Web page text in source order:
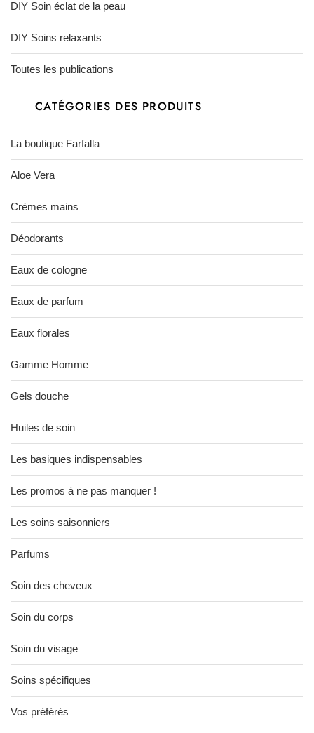
DIY Soin éclat de la peau
DIY Soins relaxants
Toutes les publications
CATÉGORIES DES PRODUITS
La boutique Farfalla
Aloe Vera
Crèmes mains
Déodorants
Eaux de cologne
Eaux de parfum
Eaux florales
Gamme Homme
Gels douche
Huiles de soin
Les basiques indispensables
Les promos à ne pas manquer !
Les soins saisonniers
Parfums
Soin des cheveux
Soin du corps
Soin du visage
Soins spécifiques
Vos préférés